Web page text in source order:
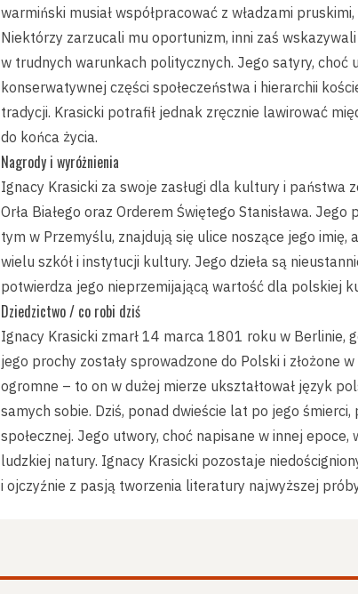
warmiński musiał współpracować z władzami
Niektórzy zarzucali mu oportunizm, inni zaś
w trudnych warunkach politycznych. Jego satyry, choć
konserwatywnej części społeczeństwa i hierarchii
tradycji. Krasicki potrafił jednak zręcznie lawirować
do końca życia.
Nagrody i wyróżnienia
Ignacy Krasicki za swoje zasługi dla kultury i państwa
Orła Białego oraz Orderem Świętego Stanisława.
tym w Przemyślu, znajdują się ulice noszące jego
wielu szkół i instytucji kultury. Jego dzieła są
potwierdza jego nieprzemijającą wartość dla polskiej
Dziedzictwo / co robi dziś
Ignacy Krasicki zmarł 14 marca 1801 roku w Berlinie,
jego prochy zostały sprowadzone do Polski i złożone
ogromne – to on w dużej mierze ukształtował język
samych sobie. Dziś, ponad dwieście lat po jego
społecznej. Jego utwory, choć napisane w innej
ludzkiej natury. Ignacy Krasicki pozostaje
i ojczyźnie z pasją tworzenia literatury najwyższej